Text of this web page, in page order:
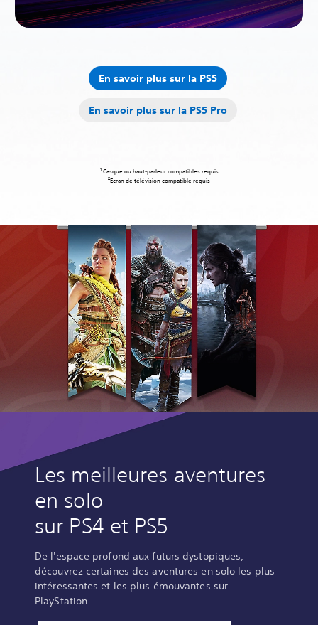
En savoir plus sur la PS5
En savoir plus sur la PS5 Pro
‎1‏‎ Casque ou haut-parleur compatibles requis
Écran de télévision compatible requis
Les meilleures aventures
en solo
sur PS4 et PS5
De l'espace profond aux futurs dystopiques,
découvrez certaines des aventures en solo les plus
intéressantes et les plus émouvantes sur
PlayStation.